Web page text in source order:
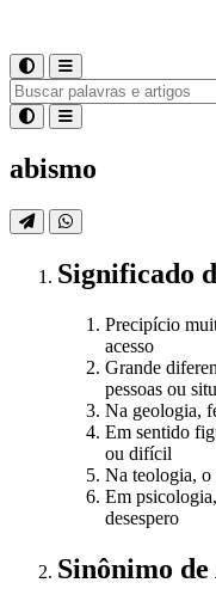
abismo
Significado
Precipício
acesso
Grande
pessoas ou
Na geologia,
Em sentido
ou difícil
Na teologia, o
Em
desespero
Sinônimo de